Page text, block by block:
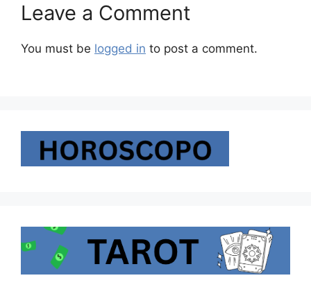
Leave a Comment
You must be logged in to post a comment.